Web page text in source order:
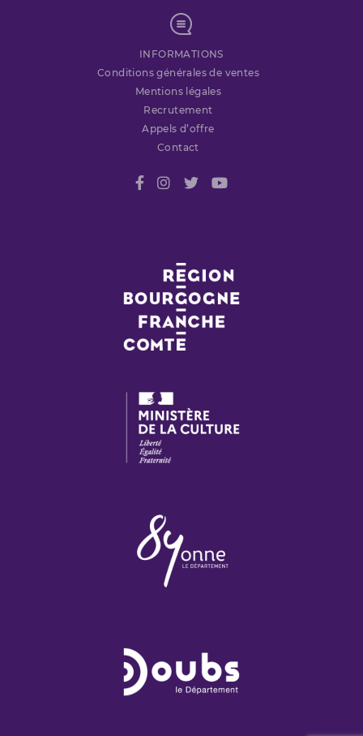
INFORMATIONS
Conditions générales de ventes
Mentions légales
Recrutement
Appels d’offre
Contact